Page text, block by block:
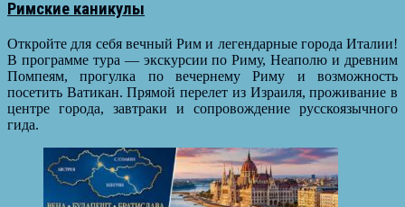
Римские каникулы
Откройте для себя вечный Рим и легендарные города Италии!
В программе тура — экскурсии по Риму, Неаполю и древним
Помпеям, прогулка по вечернему Риму и возможность
посетить Ватикан. Прямой перелет из Израиля, проживание в
центре города, завтраки и сопровождение русскоязычного
гида.